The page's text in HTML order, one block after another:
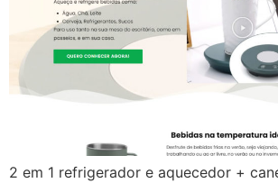
2 em 1 refrigerador e aquecedor +